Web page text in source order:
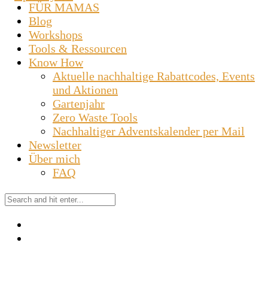
FÜR MAMAS
Blog
Workshops
Tools & Ressourcen
Know How
Aktuelle nachhaltige Rabattcodes, Events
und Aktionen
Gartenjahr
Zero Waste Tools
Nachhaltiger Adventskalender per Mail
Newsletter
Über mich
FAQ